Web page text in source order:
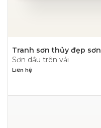
Tranh sơn thủy đẹp sơn
dầu- PN1123
Sơn dầu trên vải
Liên hệ